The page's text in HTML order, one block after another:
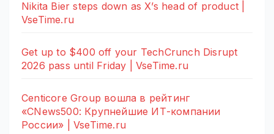
Nikita Bier steps down as X’s head of product |
VseTime.ru
Get up to $400 off your TechCrunch Disrupt
2026 pass until Friday | VseTime.ru
Centicore Group вошла в рейтинг
«CNews500: Крупнейшие ИТ-компании
России» | VseTime.ru